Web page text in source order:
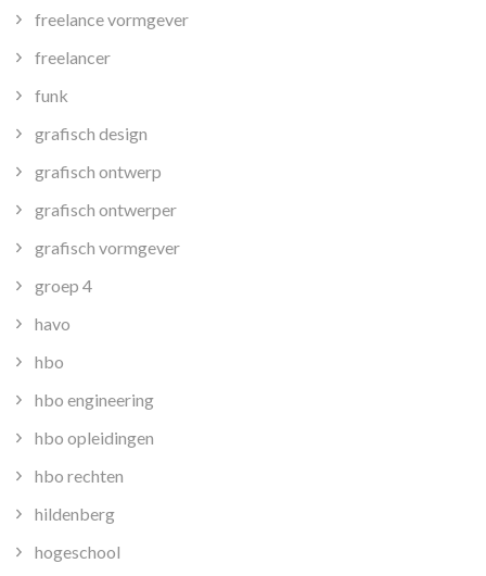
freelance vormgever
freelancer
funk
grafisch design
grafisch ontwerp
grafisch ontwerper
grafisch vormgever
groep 4
havo
hbo
hbo engineering
hbo opleidingen
hbo rechten
hildenberg
hogeschool